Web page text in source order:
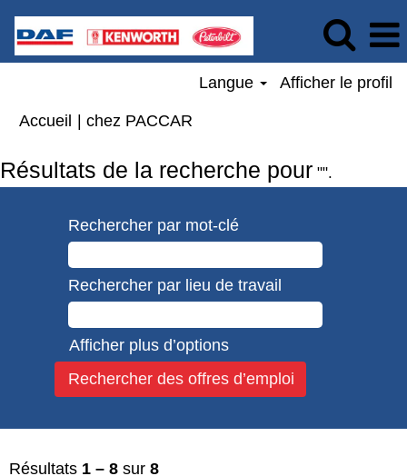
Langue Afficher le profil
Accueil chez PACCAR
Résultats de la recherche pour "".
Rechercher par mot-clé
Rechercher par lieu de travail
Afficher plus d’options
Résultats 1 – 8 sur 8